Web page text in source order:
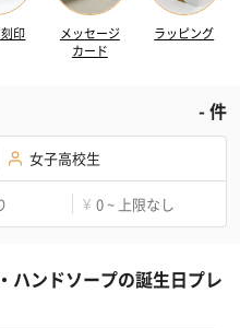
印
メッセージ
カード
ラッピング
-件
女子高校生
¥ 0 ~ 上限なし
ハンドソープの誕生日プレ